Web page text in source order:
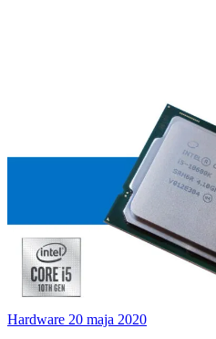
Hardware 20 maja 2020